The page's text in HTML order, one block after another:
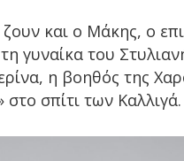
ζουν και ο Μάκης, ο
γυναίκα του
η βοηθός της
σπίτι των Καλλιγά.